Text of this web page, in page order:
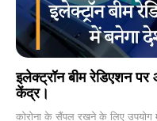
इलेक्ट्रॉन बीम रेडिएशन पर
केंद्र।
कोरोना के सैंपल रखने के लिए उपयोग